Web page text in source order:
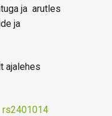
ja arutles
ja
ajalehes
rs2401014